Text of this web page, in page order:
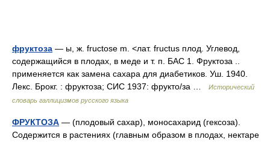
фруктоза — ы, ж. fructose m. <лат. fructus плод. Углевод,
содержащийся в плодах, в меде и т. п. БАС 1. Фруктоза ..
применяется как замена сахара для диабетиков. Уш. 1940.
Лекс. Брокг. : фруктоза; СИС 1937: фрукто/за …
Исторический
словарь галлицизмов русского языка
ФРУКТОЗА — (плодовый сахар), моносахарид (гексоза).
Содержится в растениях (главным образом в плодах, нектаре